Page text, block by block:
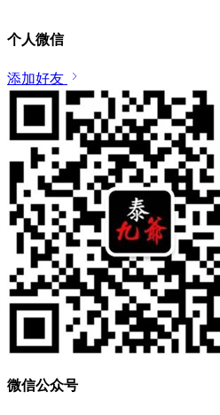
个人微信
添加好友
微信公众号